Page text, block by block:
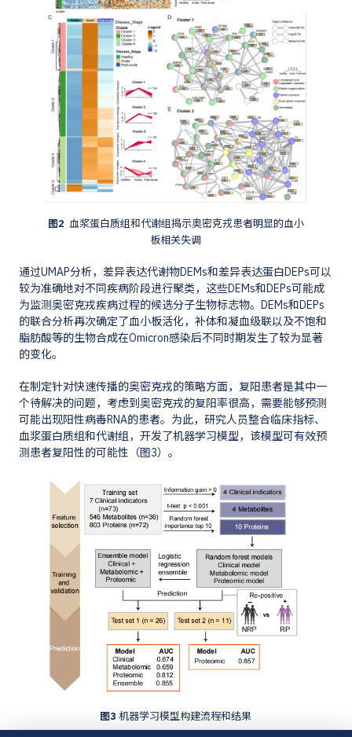
图2 血浆蛋白质组和代谢组揭示奥密克戎患者明显的血小
板相关失调
通过UMAP分析，差异表达代谢物DEMs和差异表达蛋白DEPs可以
较为准确地对不同疾病阶段进行聚类，这些DEMs和DEPs可能成
为监测奥密克戎疾病过程的候选分子生物标志物。DEMs和DEPs
的联合分析再次确定了血小板活化，补体和凝血级联以及不饱和
脂肪酸等的生物合成在Omicron感染后不同时期发生了较为显著
的变化。
在制定针对快速传播的奥密克戎的策略方面，复阳患者是其中一
个待解决的问题，考虑到奥密克戎的复阳率很高，需要能够预测
可能出现阳性病毒RNA的患者。为此，研究人员整合临床指标、
血浆蛋白质组和代谢组，开发了机器学习模型，该模型可有效预
测患者复阳性的可能性（图3）。
图3 机器学习模型构建流程和结果